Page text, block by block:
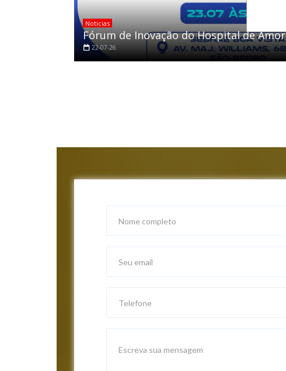
Noticias
Fórum de Inovação do Hospital de Amor
22-07-26